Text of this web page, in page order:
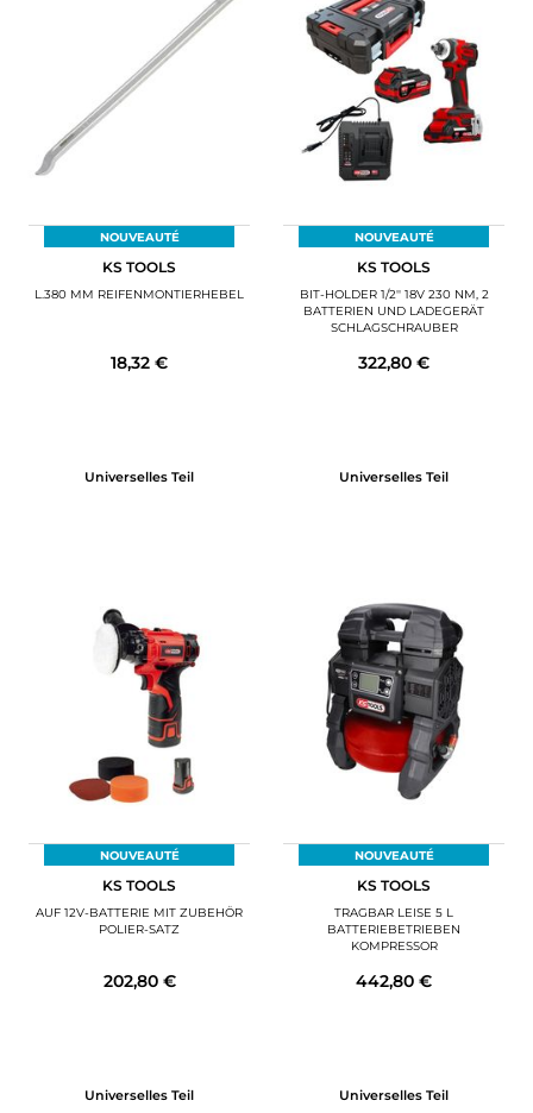
NOUVEAUTÉ
KS TOOLS
L.380 MM REIFENMONTIERHEBEL
18,32 €
Universelles Teil
NOUVEAUTÉ
KS TOOLS
BIT-HOLDER 1/2'' 18V 230 NM, 2
BATTERIEN UND LADEGERÄT
SCHLAGSCHRAUBER
322,80 €
Universelles Teil
NOUVEAUTÉ
KS TOOLS
AUF 12V-BATTERIE MIT ZUBEHÖR
POLIER-SATZ
202,80 €
Universelles Teil
NOUVEAUTÉ
KS TOOLS
TRAGBAR LEISE 5 L
BATTERIEBETRIEBEN
KOMPRESSOR
442,80 €
Universelles Teil